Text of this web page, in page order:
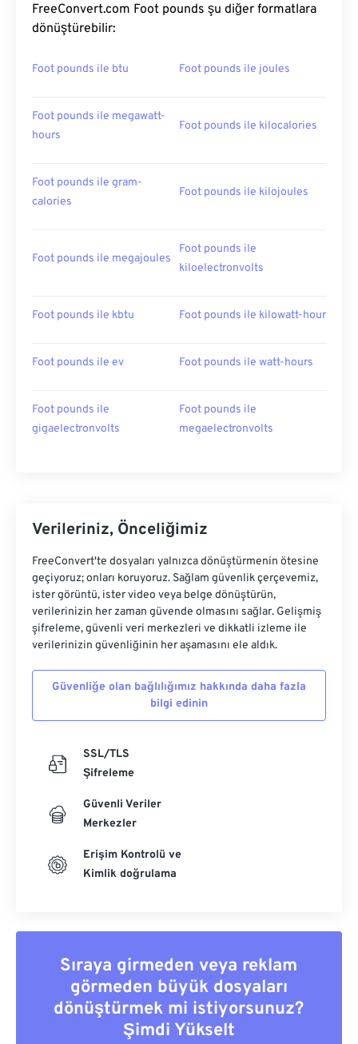
FreeConvert.com Foot pounds şu diğer formatlara
dönüştürebilir:
Foot pounds ile btu Foot pounds ile joules
Foot pounds ile megawatt-
hours
Foot pounds ile kilocalories
Foot pounds ile gram-
calories
Foot pounds ile kilojoules
Foot pounds ile megajoules
Foot pounds ile
kiloelectronvolts
Foot pounds ile kbtu Foot pounds ile kilowatt-hour
Foot pounds ile ev Foot pounds ile watt-hours
Foot pounds ile
gigaelectronvolts
Foot pounds ile
megaelectronvolts
Verileriniz, Önceliğimiz
FreeConvert'te dosyaları yalnızca dönüştürmenin ötesine
geçiyoruz; onları koruyoruz. Sağlam güvenlik çerçevemiz,
ister görüntü, ister video veya belge dönüştürün,
verilerinizin her zaman güvende olmasını sağlar. Gelişmiş
şifreleme, güvenli veri merkezleri ve dikkatli izleme ile
verilerinizin güvenliğinin her aşamasını ele aldık.
Güvenliğe olan bağlılığımız hakkında daha fazla
bilgi edinin
SSL/TLS
Şifreleme
Güvenli Veriler
Merkezler
Erişim Kontrolü ve
Kimlik doğrulama
Sıraya girmeden veya reklam
görmeden büyük dosyaları
dönüştürmek mi istiyorsunuz?
Şimdi Yükselt